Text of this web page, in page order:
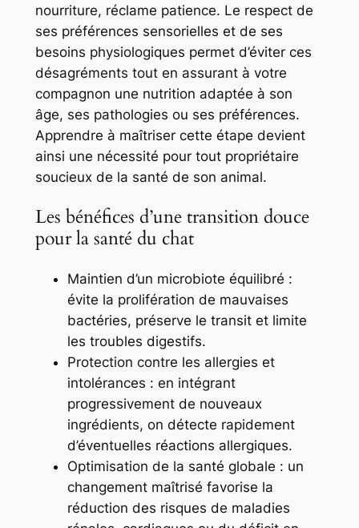
nourriture, réclame patience. Le respect de
ses préférences sensorielles et de ses
besoins physiologiques permet d’éviter ces
désagréments tout en assurant à votre
compagnon une nutrition adaptée à son
âge, ses pathologies ou ses préférences.
Apprendre à maîtriser cette étape devient
ainsi une nécessité pour tout propriétaire
soucieux de la santé de son animal.
Les bénéfices d’une transition douce
pour la santé du chat
Maintien d’un microbiote équilibré :
évite la prolifération de mauvaises
bactéries, préserve le transit et limite
les troubles digestifs.
Protection contre les allergies et
intolérances : en intégrant
progressivement de nouveaux
ingrédients, on détecte rapidement
d’éventuelles réactions allergiques.
Optimisation de la santé globale : un
changement maîtrisé favorise la
réduction des risques de maladies